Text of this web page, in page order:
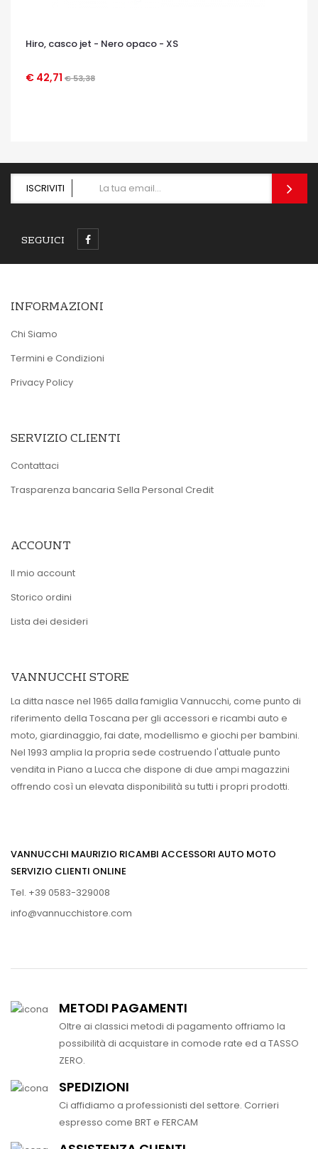
Hiro, casco jet - Nero opaco - XS
€ 42,71 € 53,38
OCCHIATA VELOCE
ISCRIVITI
SEGUICI
INFORMAZIONI
Chi Siamo
Termini e Condizioni
Privacy Policy
SERVIZIO CLIENTI
Contattaci
Trasparenza bancaria Sella Personal Credit
ACCOUNT
Il mio account
Storico ordini
Lista dei desideri
VANNUCCHI STORE
La ditta nasce nel 1965 dalla famiglia Vannucchi, come punto di
riferimento della Toscana per gli accessori e ricambi auto e
moto, giardinaggio, fai date, modellismo e giochi per bambini.
Nel 1993 amplia la propria sede costruendo l'attuale punto
vendita in Piano a Lucca che dispone di due ampi magazzini
offrendo così un elevata disponibilità su tutti i propri prodotti.
VANNUCCHI MAURIZIO RICAMBI ACCESSORI AUTO MOTO
SERVIZIO CLIENTI ONLINE
Tel. +39 0583-329008
info@vannucchistore.com
METODI PAGAMENTI
Oltre ai classici metodi di pagamento offriamo la
possibilità di acquistare in comode rate ed a TASSO
ZERO.
SPEDIZIONI
Ci affidiamo a professionisti del settore. Corrieri
espresso come BRT e FERCAM